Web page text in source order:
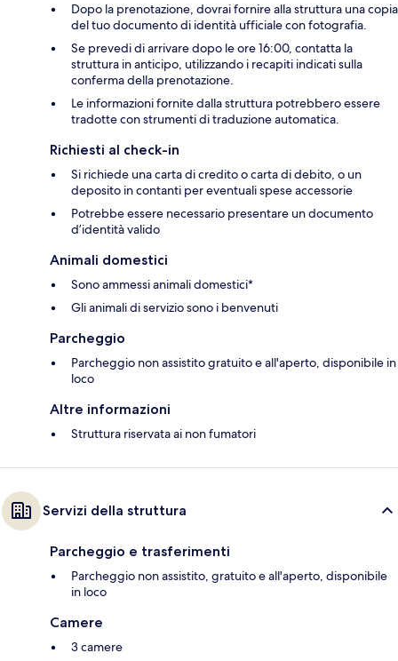
Dopo la prenotazione, dovrai fornire alla struttura una copia
del tuo documento di identità ufficiale con fotografia.
Se prevedi di arrivare dopo le ore 16:00, contatta la
struttura in anticipo, utilizzando i recapiti indicati sulla
conferma della prenotazione.
Le informazioni fornite dalla struttura potrebbero essere
tradotte con strumenti di traduzione automatica.
Richiesti al check-in
Si richiede una carta di credito o carta di debito, o un
deposito in contanti per eventuali spese accessorie
Potrebbe essere necessario presentare un documento
d’identità valido
Animali domestici
Sono ammessi animali domestici*
Gli animali di servizio sono i benvenuti
Parcheggio
Parcheggio non assistito gratuito e all'aperto, disponibile in
loco
Altre informazioni
Struttura riservata ai non fumatori
Servizi della struttura
Parcheggio e trasferimenti
Parcheggio non assistito, gratuito e all'aperto, disponibile
in loco
Camere
3 camere